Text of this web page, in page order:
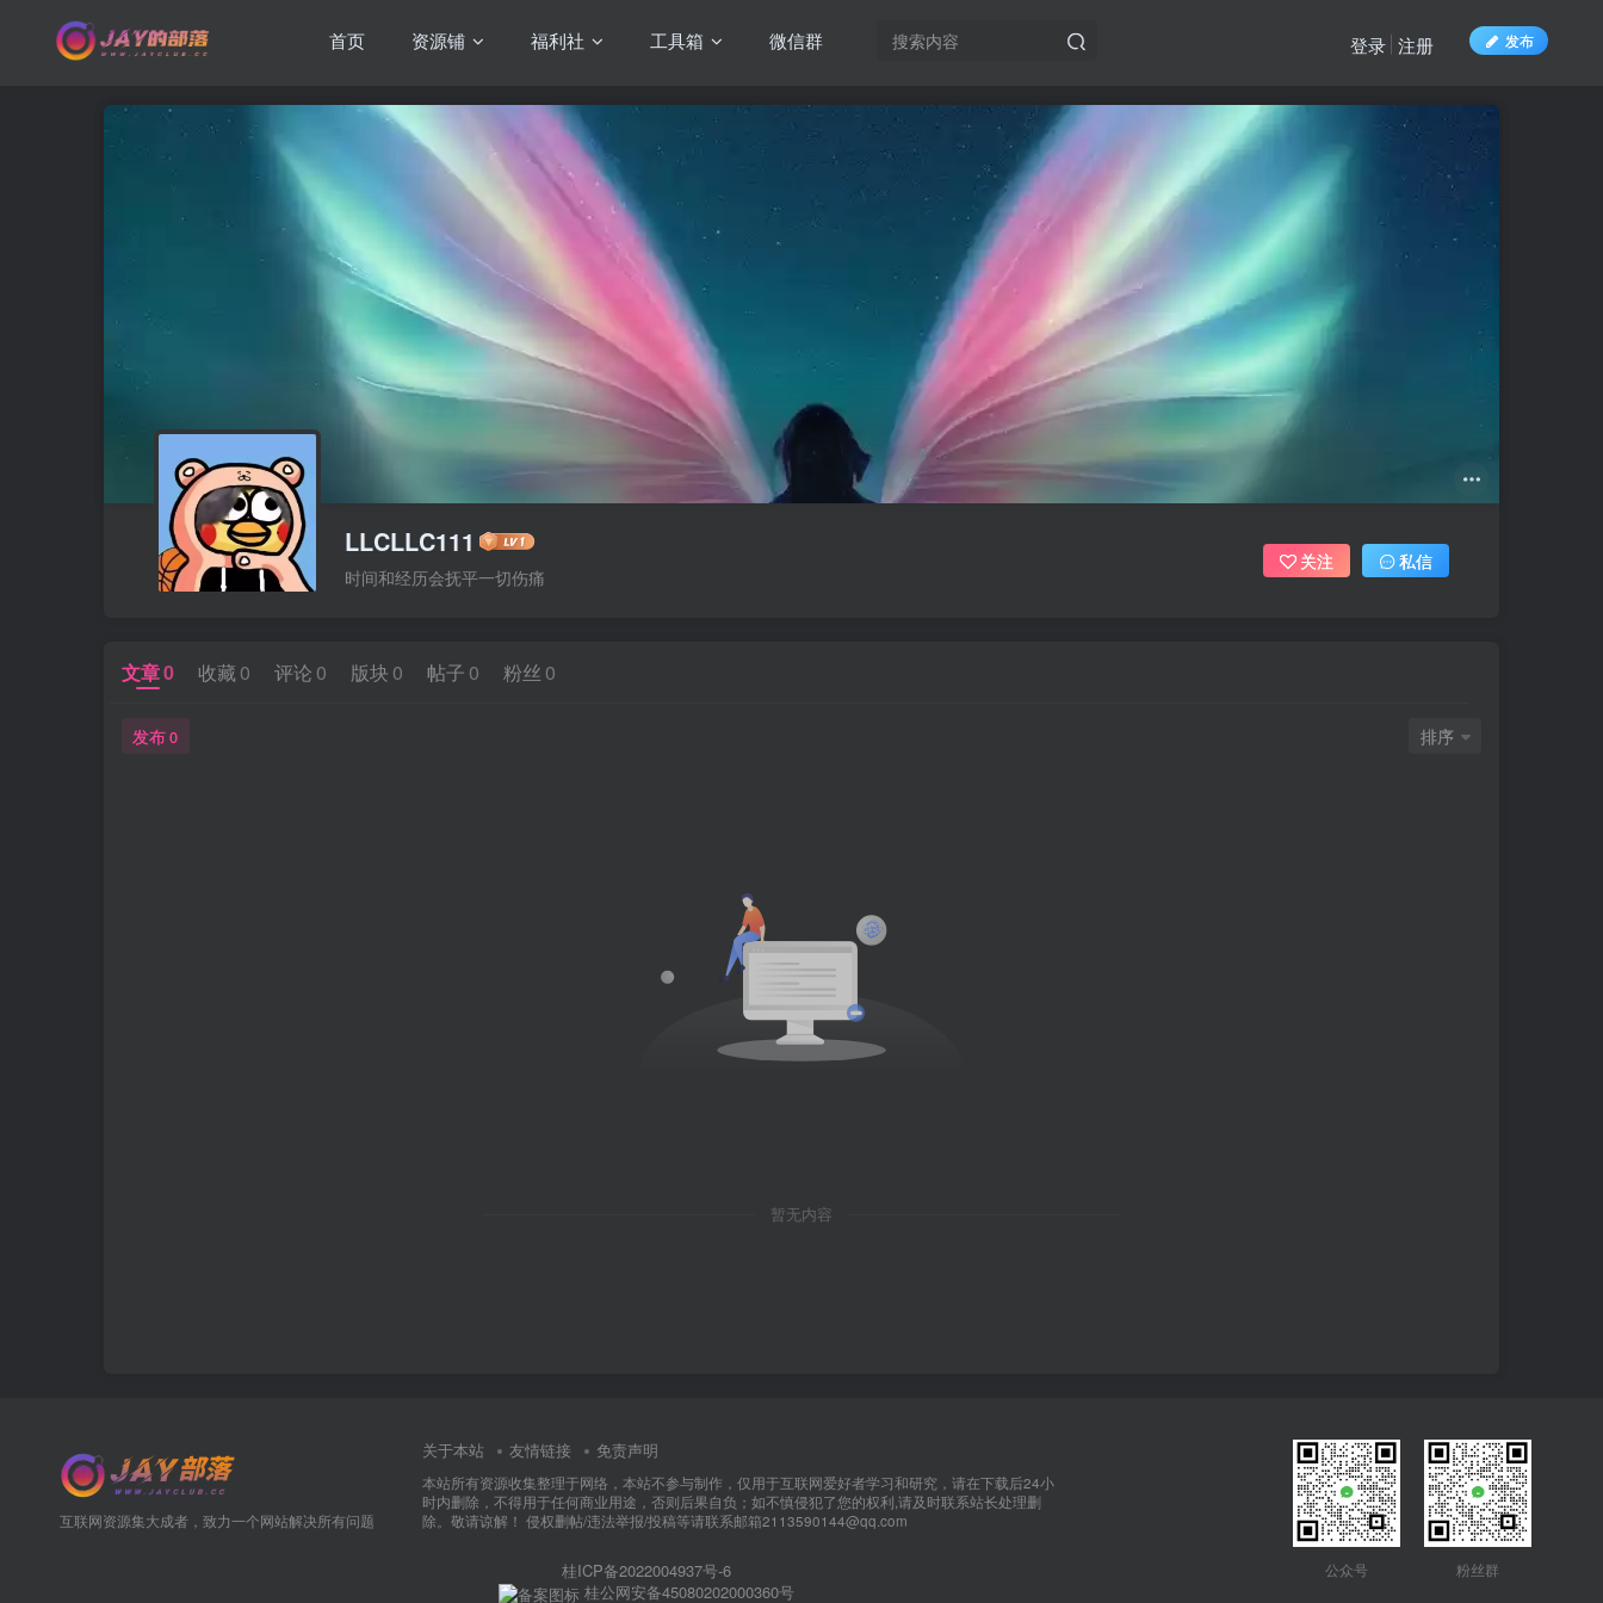
首页 资源铺 福利社 工具箱 微信群 发布
登录 注册
LLCLLC111
时间和经历会抚平一切伤痛
关注 私信
文章0 收藏 0 评论 0 版块 0 帖子 0 粉丝 0
发布0 排序
暂无内容
互联网资源集大成者，致力一个网站解决所有问题
关于本站 友情链接 免责声明
本站所有资源收集整理于网络，本站不参与制作，仅用于互联网爱好者学习和研究，请在下载后24小
时内删除，不得用于任何商业用途，否则后果自负；如不慎侵犯了您的权利,请及时联系站长处理删
除。敬请谅解！ 侵权删帖/违法举报/投稿等请联系邮箱2113590144@qq.com
公众号 粉丝群
桂ICP备2022004937号-6
桂公网安备45080202000360号